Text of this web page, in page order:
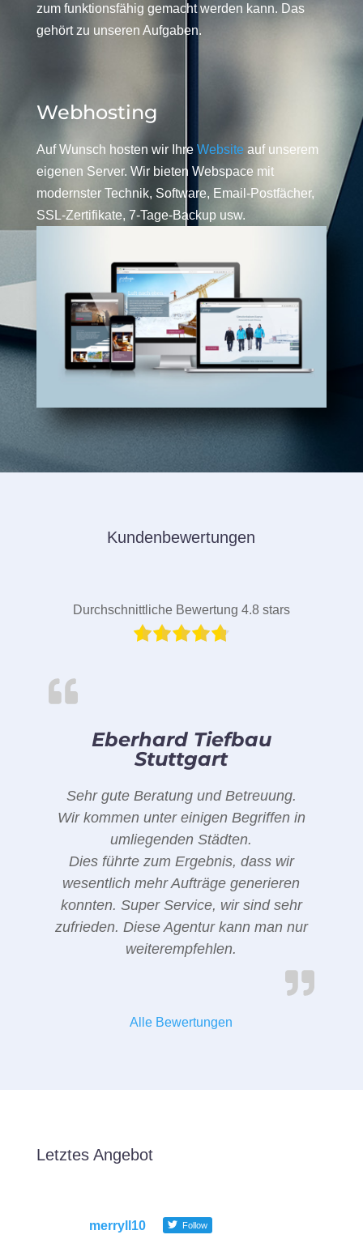
zum funktionsfähig gemacht werden kann. Das
gehört zu unseren Aufgaben.
Webhosting
Auf Wunsch hosten wir Ihre Website auf unserem
eigenen Server. Wir bieten Webspace mit
modernster Technik, Software, Email-Postfächer,
SSL-Zertifikate, 7-Tage-Backup usw.
Kundenbewertungen
Durchschnittliche Bewertung 4.8 stars
Eberhard Tiefbau
Stuttgart
Sehr gute Beratung und Betreuung.
Wir kommen unter einigen Begriffen in
umliegenden Städten.
Dies führte zum Ergebnis, dass wir
wesentlich mehr Aufträge generieren
konnten. Super Service, wir sind sehr
zufrieden. Diese Agentur kann man nur
weiterempfehlen.
Alle Bewertungen
Letztes Angebot
merryll10 Follow